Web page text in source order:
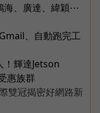
海、廣達、緯穎⋯
、自動跑完工
！輝達Jetson
惠族群
雙冠揭密好網路新